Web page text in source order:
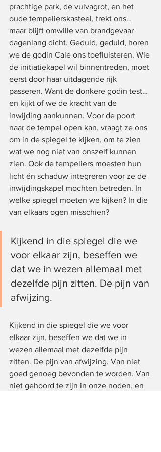
prachtige park, de vulvagrot, en het
oude tempelierskasteel, trekt ons…
maar blijft omwille van brandgevaar
dagenlang dicht. Geduld, geduld, horen
we de godin Cale ons toefluisteren. Wie
de initiatiekapel wil binnentreden, moet
eerst door haar uitdagende rijk
passeren. Want de donkere godin test…
en kijkt of we de kracht van de
inwijding aankunnen. Voor de poort
naar de tempel open kan, vraagt ze ons
om in de spiegel te kijken, om te zien
wat we nog niet van onszelf kunnen
zien. Ook de tempeliers moesten hun
licht én schaduw integreren voor ze de
inwijdingskapel mochten betreden. In
welke spiegel moeten we kijken? In die
van elkaars ogen misschien?
Kijkend in die spiegel die we
voor elkaar zijn, beseffen we
dat we in wezen allemaal met
dezelfde pijn zitten. De pijn van
afwijzing.
Kijkend in die spiegel die we voor
elkaar zijn, beseffen we dat we in
wezen allemaal met dezelfde pijn
zitten. De pijn van afwijzing. Van niet
goed genoeg bevonden te worden. Van
niet gehoord te zijn in onze noden, en